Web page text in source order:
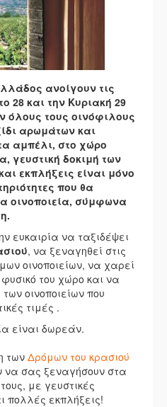
ανοίγουν τις
28 και την Κυριακή 29
όλους τους οινόφιλους
αρωμάτων και
αμπέλι, στο χώρο
γευστική δοκιμή των
εκπλήξεις είναι μόνο
που θα
οινοποιεία, σύμφωνα
ευκαιρία να ταξιδέψει
, να ξεναγηθεί στις
οινοποιείων, να χαρεί
του χώρο και να
οινοποιείων που
τιμές .
είναι δωρεάν.
των Δρόμων του κρασιού
να σας ξεναγήσουν στα
με γευστικές
πολλές εκπλήξεις!